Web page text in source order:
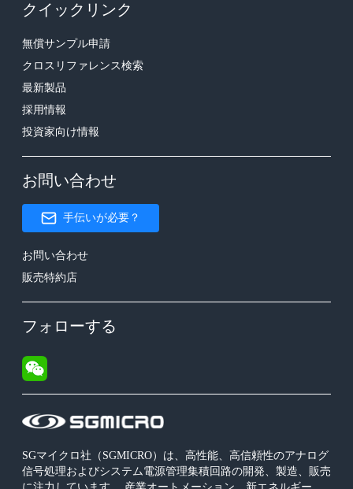
SGマイクロ社（SGMICRO）は、高性能、高信頼性のアナログ
信号処理およびシステム電源管理集積回路の開発、製造、販売
クイックリンク
無償サンプル申請
クロスリファレンス検索
最新製品
採用情報
投資家向け情報
お問い合わせ
手伝いが必要？
お問い合わせ
販売特約店
フォローする